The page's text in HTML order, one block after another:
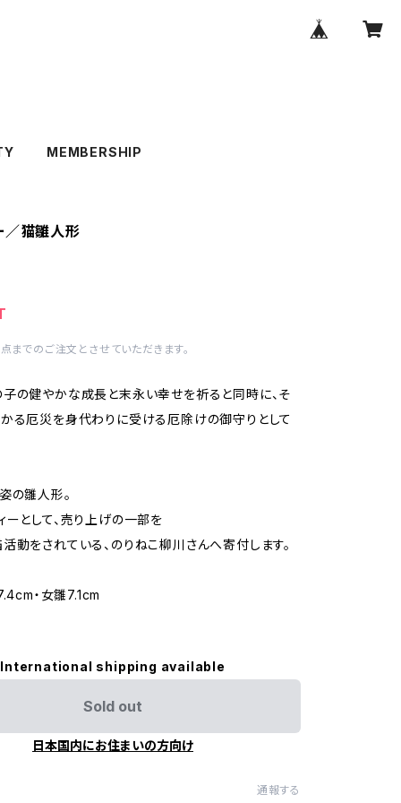
MEMBERSHIP
／猫雛人形
までのご注文とさせていただきます。
の健やかな成長と末永い幸せを祈ると同時に、そ
る厄災を身代わりに受ける厄除けの御守りとして
の雛人形。
ーとして、売り上げの一部を
動をされている、のりねこ柳川さんへ寄付します。
・女雛7.1cm
International shipping available
Sold out
日本国内にお住まいの方向け
通報する